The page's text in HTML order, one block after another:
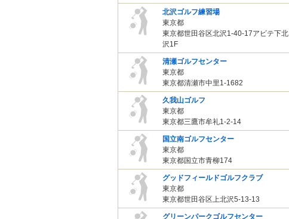
北沢ゴルフ練習場
東京都
東京都世田谷区北沢1-40-17アビテ下北
沢1F
清瀬ゴルフセンター
東京都
東京都清瀬市中里1-1682
久我山ゴルフ
東京都
東京都三鷹市牟礼1-2-14
国立南ゴルフセンター
東京都
東京都国立市青柳174
グッドフィールドゴルフクラブ
東京都
東京都世田谷区上北沢5-13-13
グリーンパークゴルフセンター